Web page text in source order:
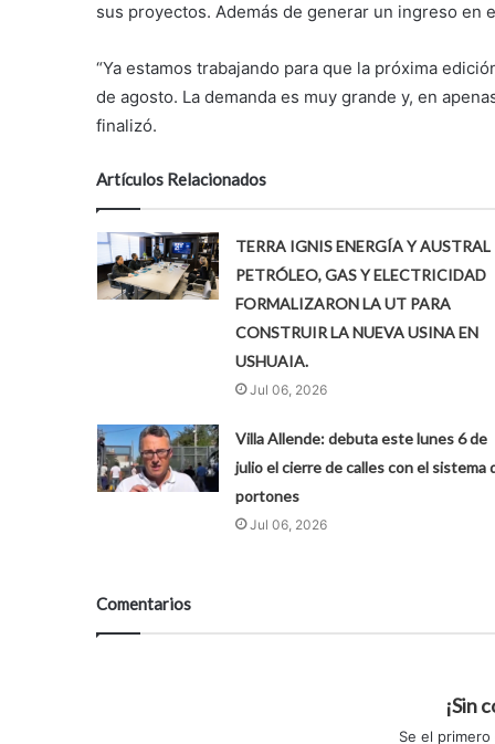
sus proyectos. Además de generar un ingreso en
“Ya estamos trabajando para que la próxima
de agosto. La demanda es muy grande y, en
finalizó.
Artículos Relacionados
TERRA IGNIS ENERGÍA Y AUSTRAL
PETRÓLEO, GAS Y ELECTRICIDAD
FORMALIZARON LA UT PARA
CONSTRUIR LA NUEVA USINA EN
USHUAIA.
Jul 06, 2026
Villa Allende: debuta este lunes 6 de
julio el cierre de calles con el sistema
portones
Jul 06, 2026
Comentarios
¡Sin
Se el